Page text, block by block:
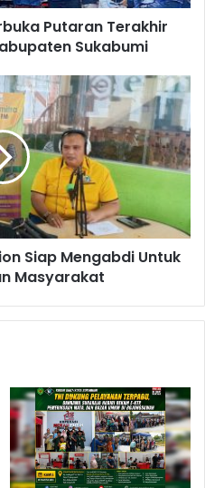
Putaran Terakhir
Sukabumi
Siap Mengabdi Untuk
Masyarakat